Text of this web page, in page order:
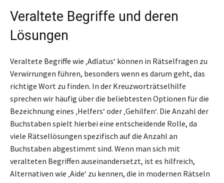
Veraltete Begriffe und deren
Lösungen
Veraltete Begriffe wie ‚Adlatus‘ können in Rätselfragen zu
Verwirrungen führen, besonders wenn es darum geht, das
richtige Wort zu finden. In der Kreuzworträtselhilfe
sprechen wir häufig über die beliebtesten Optionen für die
Bezeichnung eines ‚Helfers‘ oder ‚Gehilfen‘. Die Anzahl der
Buchstaben spielt hierbei eine entscheidende Rolle, da
viele Rätsellösungen spezifisch auf die Anzahl an
Buchstaben abgestimmt sind. Wenn man sich mit
veralteten Begriffen auseinandersetzt, ist es hilfreich,
Alternativen wie ‚Aide‘ zu kennen, die in modernen Rätseln